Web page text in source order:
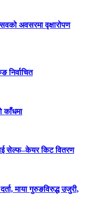
अवसरमा वृक्षारोपण
निर्वाचित
काँधमा
सेल्फ–केयर किट वितरण
माया गुरुङविरुद्ध उजुरी,